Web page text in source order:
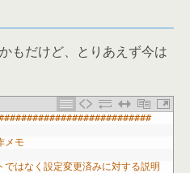
もだけど、とりあえず今は
メモ
ではなく設定変更済みに対する説明